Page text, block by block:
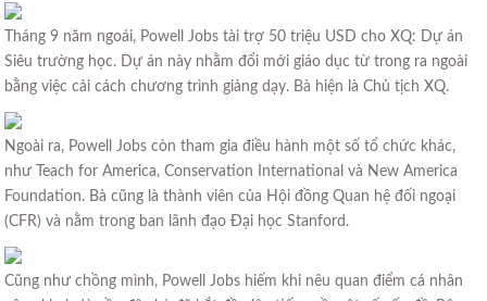
Tháng 9 năm ngoái, Powell Jobs tài trợ 50 triệu USD cho XQ: Dự án
Siêu trường học. Dự án này nhằm đổi mới giáo dục từ trong ra ngoài
bằng việc cải cách chương trình giảng dạy. Bà hiện là Chủ tịch XQ.
Ngoài ra, Powell Jobs còn tham gia điều hành một số tổ chức khác,
như Teach for America, Conservation International và New America
Foundation. Bà cũng là thành viên của Hội đồng Quan hệ đối ngoại
(CFR) và nằm trong ban lãnh đạo Đại học Stanford.
Cũng như chồng mình, Powell Jobs hiếm khi nêu quan điểm cá nhân